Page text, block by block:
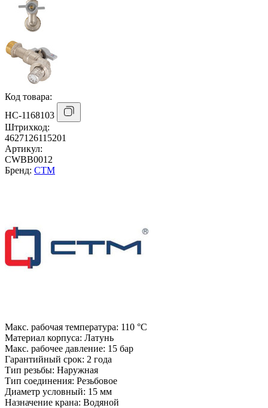
Код товара:
НС-1168103
Штрихкод:
4627126115201
Артикул:
CWBB0012
Бренд: СТМ
Макс. рабочая температура: 110 °С
Материал корпуса: Латунь
Макс. рабочее давление: 15 бар
Гарантийный срок: 2 года
Тип резьбы: Наружная
Тип соединения: Резьбовое
Диаметр условный: 15 мм
Назначение крана: Водяной